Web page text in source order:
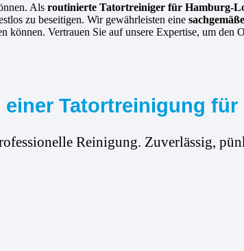
Als routinierte Tatortreiniger für Hamburg-
zu beseitigen. Wir gewährleisten eine
Vertrauen Sie auf unsere Expertise, um den
einer Tatortreinigung
Reinigung. Zuverlässig,